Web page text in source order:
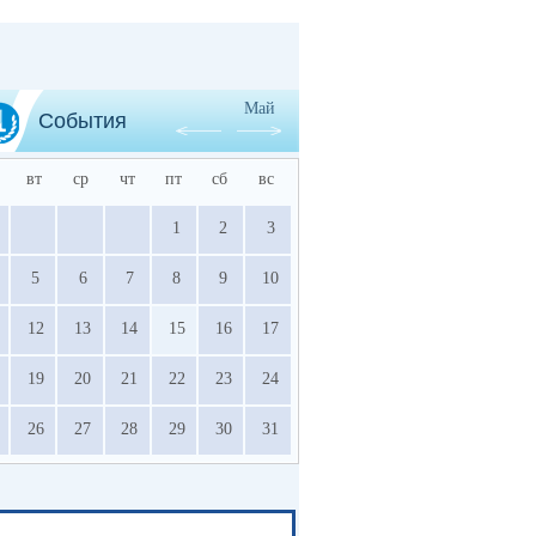
События
Май
вт ср чт пт сб вс
1 2 3
5 6 7 8 9 10
12 13 14 15 16 17
19 20 21 22 23 24
26 27 28 29 30 31